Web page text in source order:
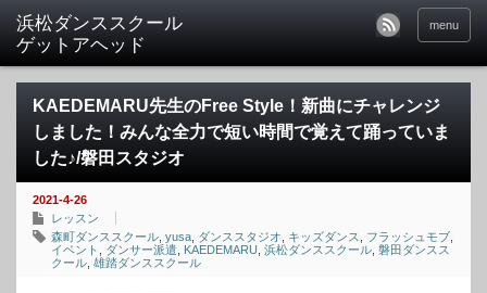
menu
KAEDEMARU先生のFree Style！新曲にチャレンジ
しました！みんな全力で短い時間で覚えて踊っていま
した♪/磐田スタジオ
2021-4-26
レッスン
森町ダンススクール yusa ダンススタジオ キッズダンス フラッシュモブ
イベント
ダンサー派遣 KAEDEMARU 浜松ダンススクール 磐田ダンスス
クール 雄踏ダンススクール